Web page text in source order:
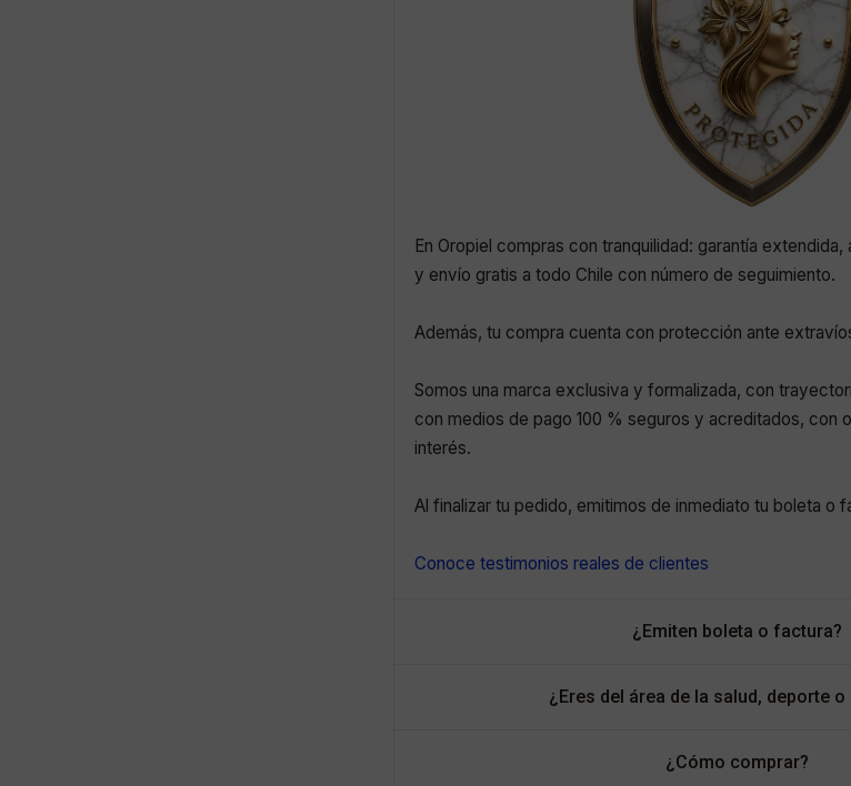
En Oropiel compras con tranquilidad: garantía
y envío gratis a todo Chile con número de seguimiento.
Además, tu compra cuenta con protección ante
Somos una marca exclusiva y formalizada, con
con medios de pago 100 % seguros y acreditados, con
interés.
Al finalizar tu pedido, emitimos de inmediato tu boleta o
Conoce testimonios reales de clientes
¿Emiten boleta o factura?
¿Eres del área de la salud, deporte o
¿Cómo comprar?